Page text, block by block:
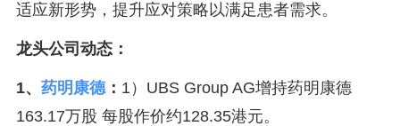
适应新形势，提升应对策略以满足患者需求。
龙头公司动态：
1、 药明康德： 1）UBS Group AG增持药明康德
163.17万股 每股作价约128.35港元。